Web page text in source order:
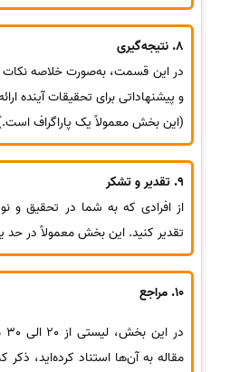
8. نتیجه‌گیری
در این قسمت، به‌صورت خلاصه نکات
و پیشنهاداتی برای تحقیقات آینده
(این بخش معمولاً یک پاراگراف
9. تقدیر و تشکر
از افرادی که به شما در تحقیق و
تقدیر کنید. این بخش معمولاً در
10. مراجع
مقاله به آن‌ها استناد کرده‌اید، ذکر